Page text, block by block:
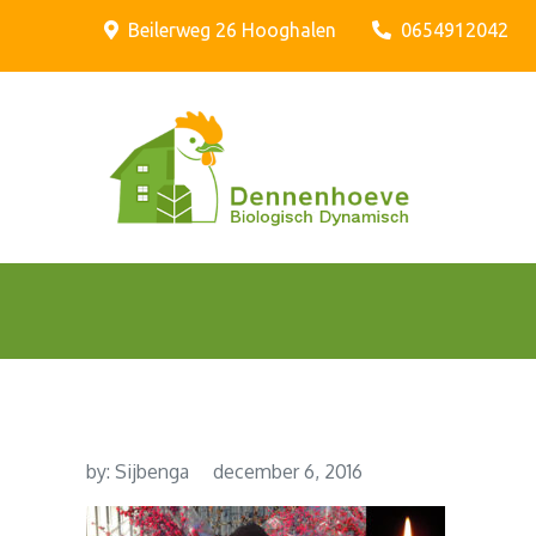
Beilerweg 26 Hooghalen 0654912042
by: Sijbenga december 6, 2016